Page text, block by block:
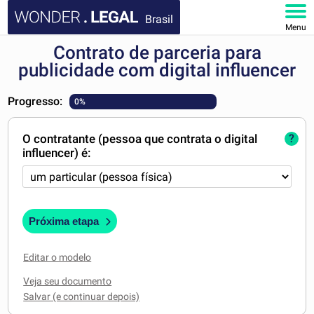
Brasil
Menu
MINHA CONTA
Contrato de parceria para
publicidade com digital influencer
Progresso: 0%
O contratante (pessoa que contrata o digital
influencer) é:
?
Próxima etapa
Editar o modelo
Veja seu documento